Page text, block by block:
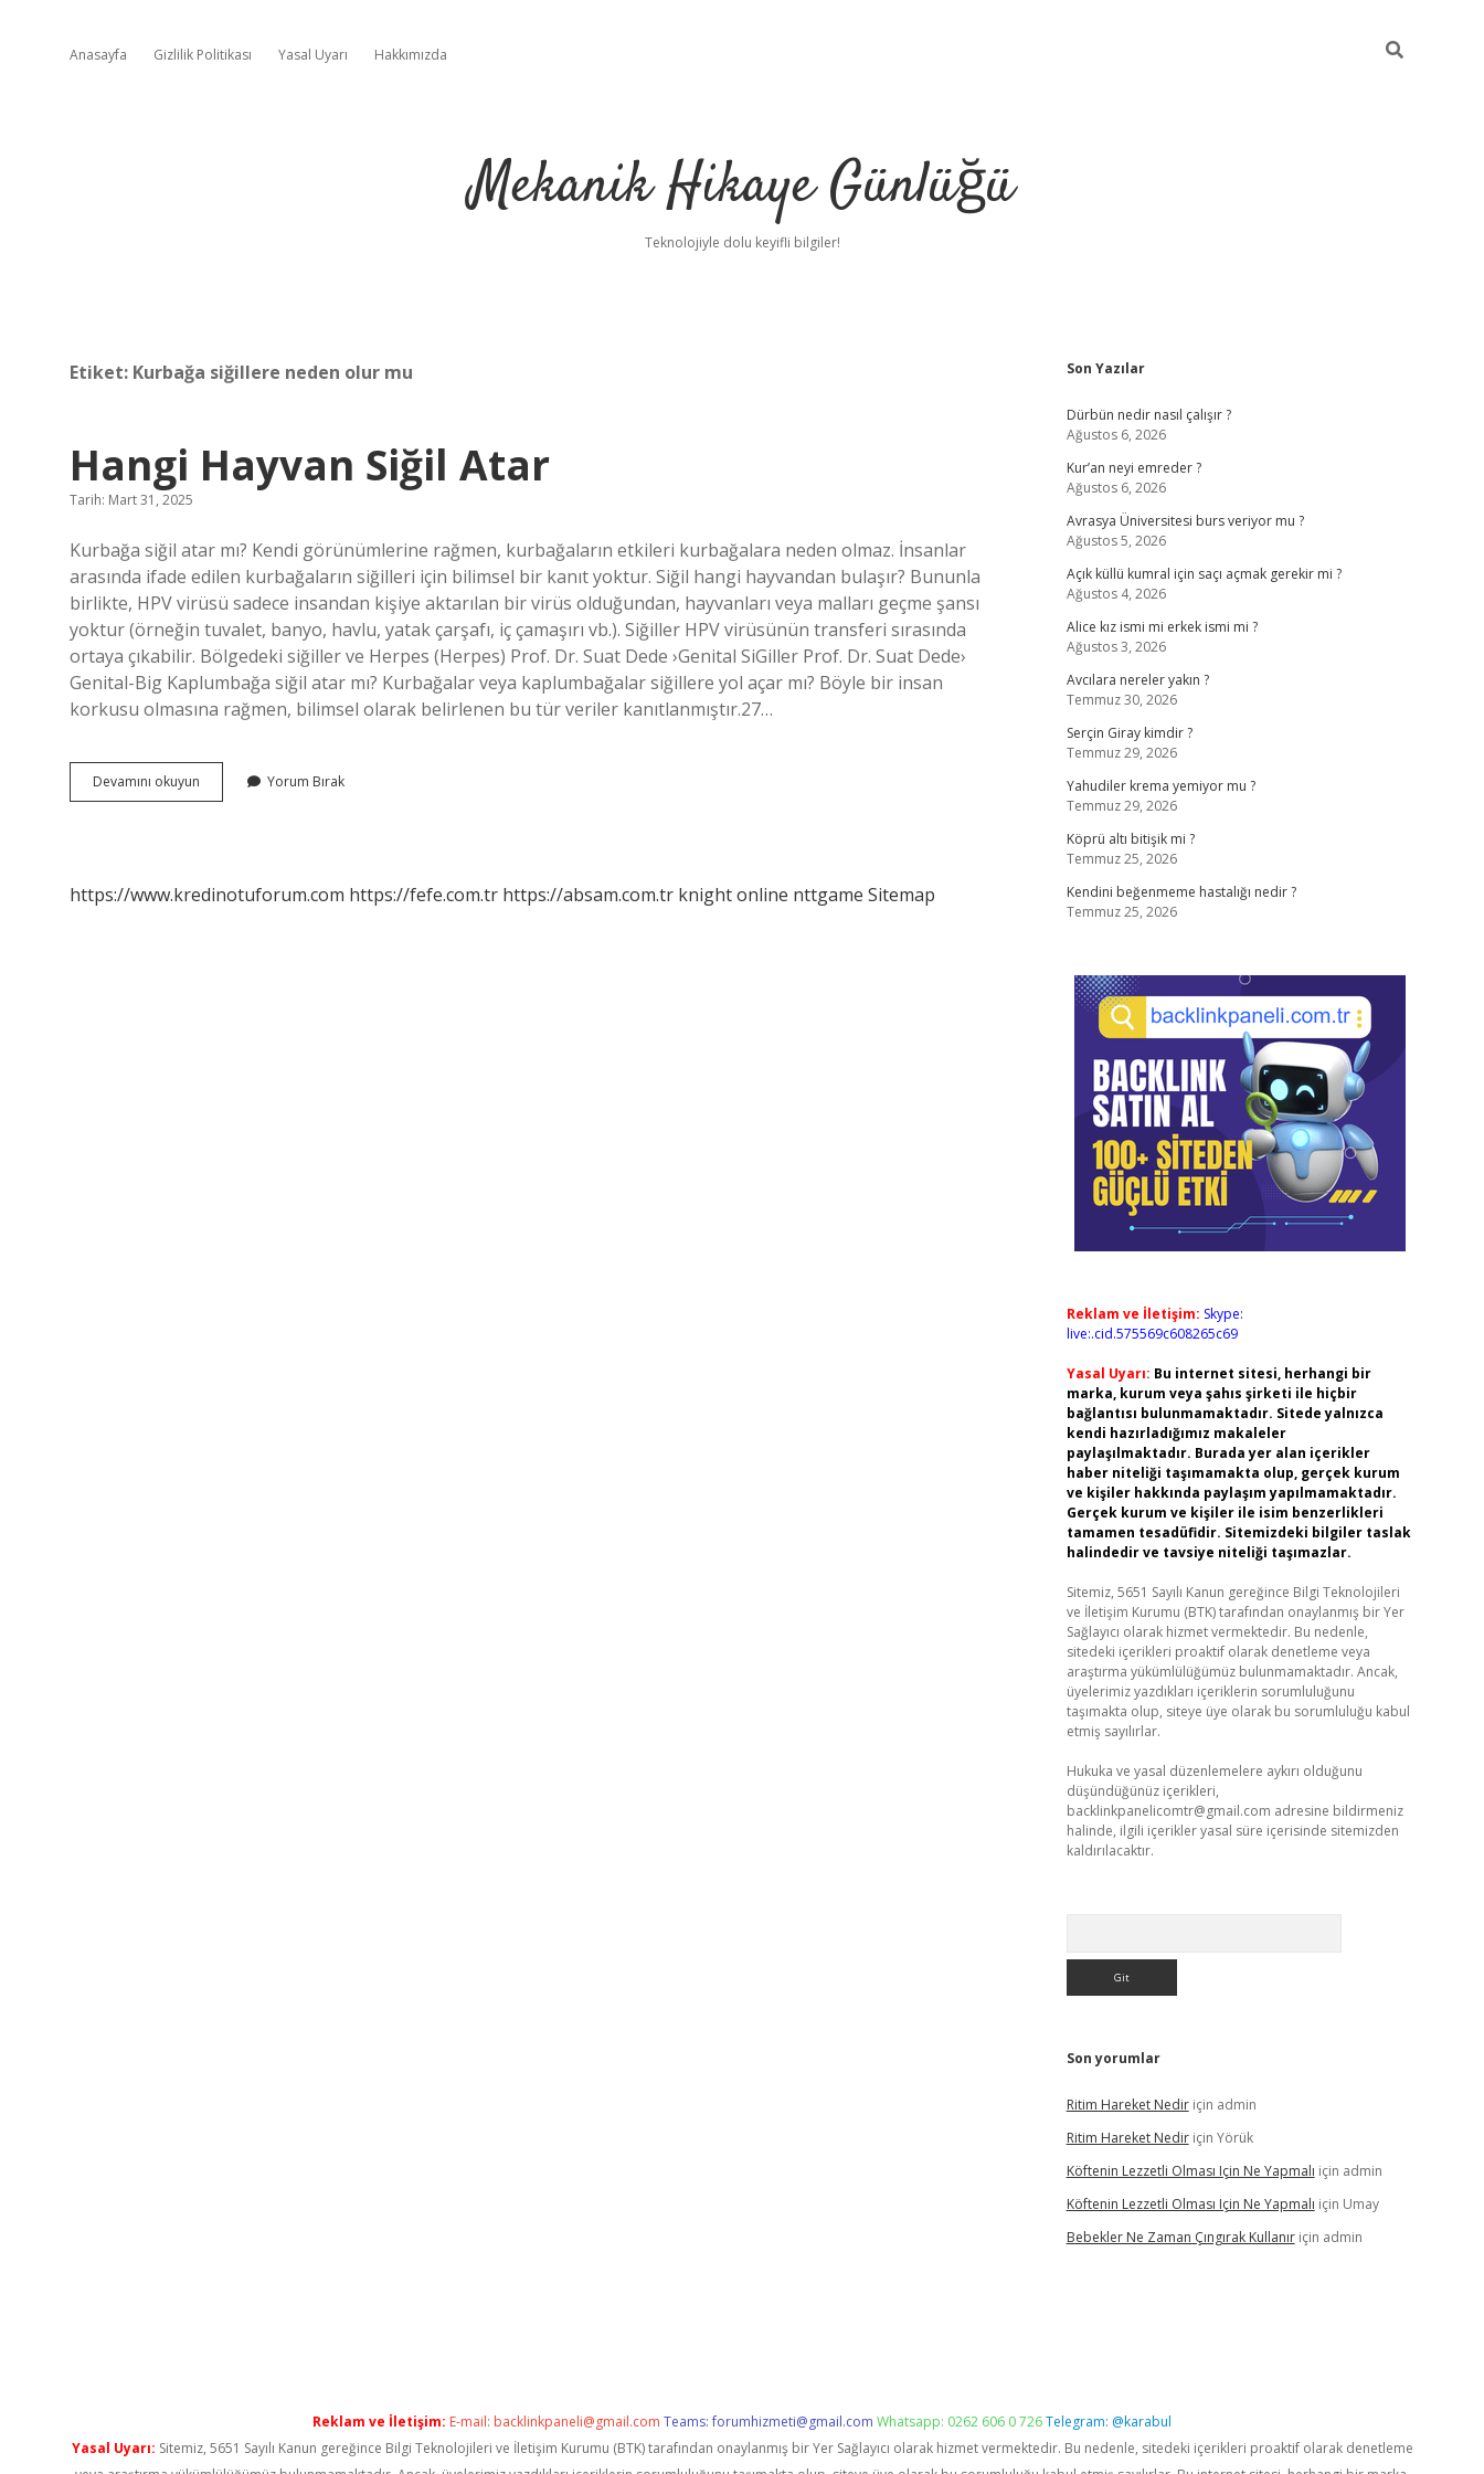
Anasayfa Gizlilik Politikası Yasal Uyarı Hakkımızda
Mekanik Hikaye Günlüğü
Teknolojiyle dolu keyifli bilgiler!
Etiket: Kurbağa siğillere neden olur mu
Hangi Hayvan Siğil Atar
Tarih: Mart 31, 2025
Kurbağa siğil atar mı? Kendi görünümlerine rağmen, kurbağaların etkileri kurbağalara neden olmaz. İnsanlar
arasında ifade edilen kurbağaların siğilleri için bilimsel bir kanıt yoktur. Siğil hangi hayvandan bulaşır? Bununla
birlikte, HPV virüsü sadece insandan kişiye aktarılan bir virüs olduğundan, hayvanları veya malları geçme şansı
yoktur (örneğin tuvalet, banyo, havlu, yatak çarşafı, iç çamaşırı vb.). Siğiller HPV virüsünün transferi sırasında
ortaya çıkabilir. Bölgedeki siğiller ve Herpes (Herpes) Prof. Dr. Suat Dede ›Genital SiGiller Prof. Dr. Suat Dede›
Genital-Big Kaplumbağa siğil atar mı? Kurbağalar veya kaplumbağalar siğillere yol açar mı? Böyle bir insan
korkusu olmasına rağmen, bilimsel olarak belirlenen bu tür veriler kanıtlanmıştır.27…
Devamını okuyun
Hayvan
Yorum Bırak
https://www.kredinotuforum.com https://fefe.com.tr https://absam.com.tr knight online nttgame Sitemap
Sidebar
Son Yazılar
Dürbün nedir nasıl çalışır ?
Ağustos 6, 2026
Kur’an neyi emreder ?
Ağustos 6, 2026
Avrasya Üniversitesi burs veriyor mu ?
Ağustos 5, 2026
Açık küllü kumral için saçı açmak gerekir mi ?
Ağustos 4, 2026
Alice kız ismi mi erkek ismi mi ?
Ağustos 3, 2026
Avcılara nereler yakın ?
Temmuz 30, 2026
Serçin Giray kimdir ?
Temmuz 29, 2026
Yahudiler krema yemiyor mu ?
Temmuz 29, 2026
Köprü altı bitişik mi ?
Temmuz 25, 2026
Kendini beğenmeme hastalığı nedir ?
Temmuz 25, 2026
Reklam ve İletişim: Skype:
live:.cid.575569c608265c69
Yasal Uyarı: Bu internet sitesi, herhangi bir
marka, kurum veya şahıs şirketi ile hiçbir
bağlantısı bulunmamaktadır. Sitede yalnızca
kendi hazırladığımız makaleler
paylaşılmaktadır. Burada yer alan içerikler
haber niteliği taşımamakta olup, gerçek kurum
ve kişiler hakkında paylaşım yapılmamaktadır.
Gerçek kurum ve kişiler ile isim benzerlikleri
tamamen tesadüfidir. Sitemizdeki bilgiler taslak
halindedir ve tavsiye niteliği taşımazlar.
Sitemiz, 5651 Sayılı Kanun gereğince Bilgi Teknolojileri
ve İletişim Kurumu (BTK) tarafından onaylanmış bir Yer
Sağlayıcı olarak hizmet vermektedir. Bu nedenle,
sitedeki içerikleri proaktif olarak denetleme veya
araştırma yükümlülüğümüz bulunmamaktadır. Ancak,
üyelerimiz yazdıkları içeriklerin sorumluluğunu
taşımakta olup, siteye üye olarak bu sorumluluğu kabul
etmiş sayılırlar.
Hukuka ve yasal düzenlemelere aykırı olduğunu
düşündüğünüz içerikleri,
backlinkpanelicomtr@gmail.com adresine bildirmeniz
halinde, ilgili içerikler yasal süre içerisinde sitemizden
kaldırılacaktır.
Son yorumlar
Ritim Hareket Nediriçin admin
Ritim Hareket Nediriçin Yörük
Köftenin Lezzetli Olması Için Ne Yapmalı için admin
Köftenin Lezzetli Olması Için Ne Yapmalı için Umay
Bebekler Ne Zaman Çıngırak Kullanıriçin admin
Reklam ve İletişim: E-mail: backlinkpaneli@gmail.com Teams:forumhizmeti@gmail.com Whatsapp: 0262 606 0 726Telegram: @karabul
Yasal Uyarı: Sitemiz, 5651 Sayılı Kanun gereğince Bilgi Teknolojileri ve İletişim Kurumu (BTK) tarafından onaylanmış bir Yer Sağlayıcı olarak hizmet vermektedir. Bu nedenle, sitedeki içerikleri proaktif olarak denetleme